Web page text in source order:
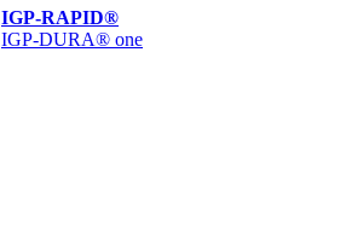
IGP-RAPID®
IGP-DURA® one